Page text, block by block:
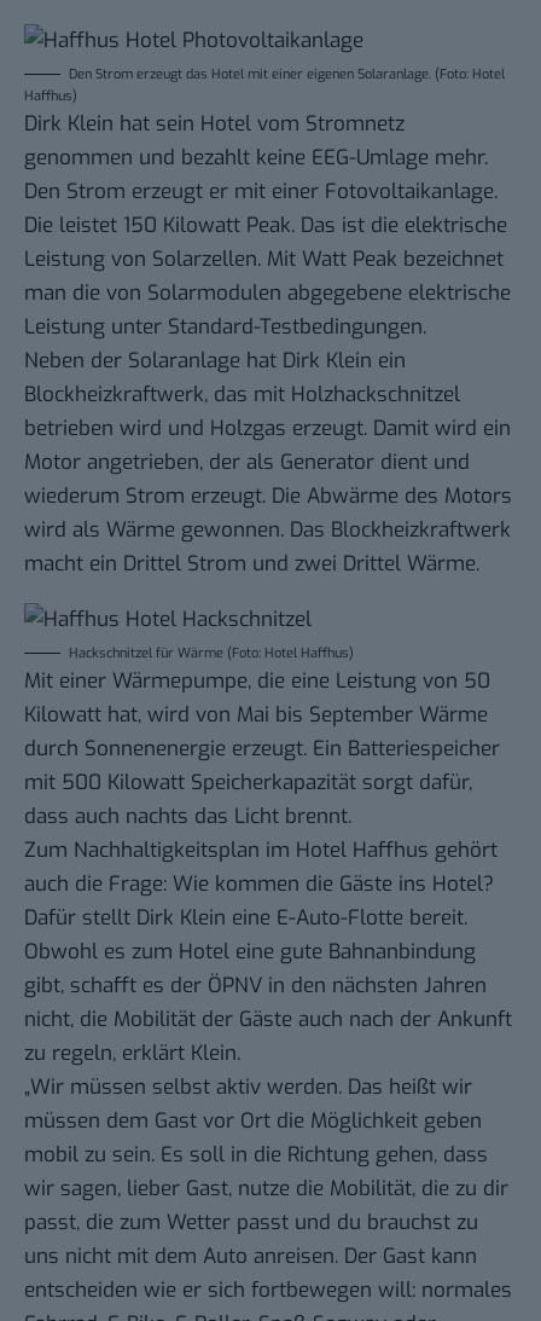
Den Strom erzeugt das Hotel mit einer eigenen Solaranlage. (Foto: Hotel
Haffhus)
Dirk Klein hat sein Hotel vom Stromnetz
genommen und bezahlt keine EEG-Umlage mehr.
Den Strom erzeugt er mit einer Fotovoltaikanlage.
Die leistet 150 Kilowatt Peak. Das ist die elektrische
Leistung von Solarzellen. Mit Watt Peak bezeichnet
man die von Solarmodulen abgegebene elektrische
Leistung unter Standard-Testbedingungen.
Neben der Solaranlage hat Dirk Klein ein
Blockheizkraftwerk, das mit Holzhackschnitzel
betrieben wird und Holzgas erzeugt. Damit wird ein
Motor angetrieben, der als Generator dient und
wiederum Strom erzeugt. Die Abwärme des Motors
wird als Wärme gewonnen. Das Blockheizkraftwerk
macht ein Drittel Strom und zwei Drittel Wärme.
Hackschnitzel für Wärme (Foto: Hotel Haffhus)
Mit einer Wärmepumpe, die eine Leistung von 50
Kilowatt hat, wird von Mai bis September Wärme
durch Sonnenenergie erzeugt. Ein Batteriespeicher
mit 500 Kilowatt Speicherkapazität sorgt dafür,
dass auch nachts das Licht brennt.
Zum Nachhaltigkeitsplan im Hotel Haffhus gehört
auch die Frage: Wie kommen die Gäste ins Hotel?
Dafür stellt Dirk Klein eine E-Auto-Flotte bereit.
Obwohl es zum Hotel eine gute Bahnanbindung
gibt, schafft es der ÖPNV in den nächsten Jahren
nicht, die Mobilität der Gäste auch nach der Ankunft
zu regeln, erklärt Klein.
„Wir müssen selbst aktiv werden. Das heißt wir
müssen dem Gast vor Ort die Möglichkeit geben
mobil zu sein. Es soll in die Richtung gehen, dass
wir sagen, lieber Gast, nutze die Mobilität, die zu dir
passt, die zum Wetter passt und du brauchst zu
uns nicht mit dem Auto anreisen. Der Gast kann
entscheiden wie er sich fortbewegen will: normales